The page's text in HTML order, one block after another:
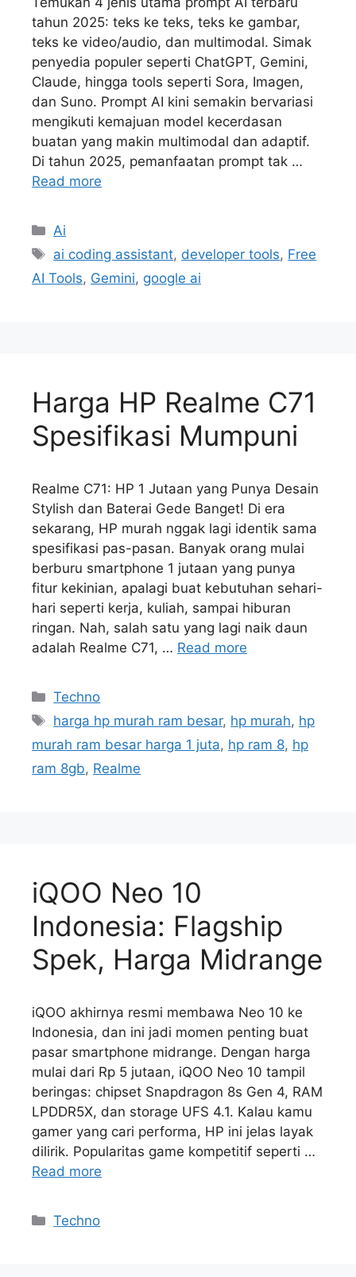
tahun 2025: teks ke teks, teks ke gambar,
teks ke video/audio, dan multimodal. Simak
penyedia populer seperti ChatGPT, Gemini,
Claude, hingga tools seperti Sora, Imagen,
dan Suno. Prompt AI kini semakin bervariasi
mengikuti kemajuan model kecerdasan
buatan yang makin multimodal dan adaptif.
Di tahun 2025, pemanfaatan prompt tak …
Read more
Kategori
Ai
Tag
ai coding assistant, developer tools, Free
AI Tools, Gemini, google ai
Harga HP Realme C71
Spesifikasi Mumpuni
Realme C71: HP 1 Jutaan yang Punya Desain
Stylish dan Baterai Gede Banget! Di era
sekarang, HP murah nggak lagi identik sama
spesifikasi pas-pasan. Banyak orang mulai
berburu smartphone 1 jutaan yang punya
fitur kekinian, apalagi buat kebutuhan sehari-
hari seperti kerja, kuliah, sampai hiburan
ringan. Nah, salah satu yang lagi naik daun
adalah Realme C71, … Read more
Kategori
Techno
Tag
harga hp murah ram besar, hp murah, hp
murah ram besar harga 1 juta, hp ram 8, hp
ram 8gb, Realme
iQOO Neo 10
Indonesia: Flagship
Spek, Harga Midrange
iQOO akhirnya resmi membawa Neo 10 ke
Indonesia, dan ini jadi momen penting buat
pasar smartphone midrange. Dengan harga
mulai dari Rp 5 jutaan, iQOO Neo 10 tampil
beringas: chipset Snapdragon 8s Gen 4, RAM
LPDDR5X, dan storage UFS 4.1. Kalau kamu
gamer yang cari performa, HP ini jelas layak
dilirik. Popularitas game kompetitif seperti …
Read more
Kategori
Techno